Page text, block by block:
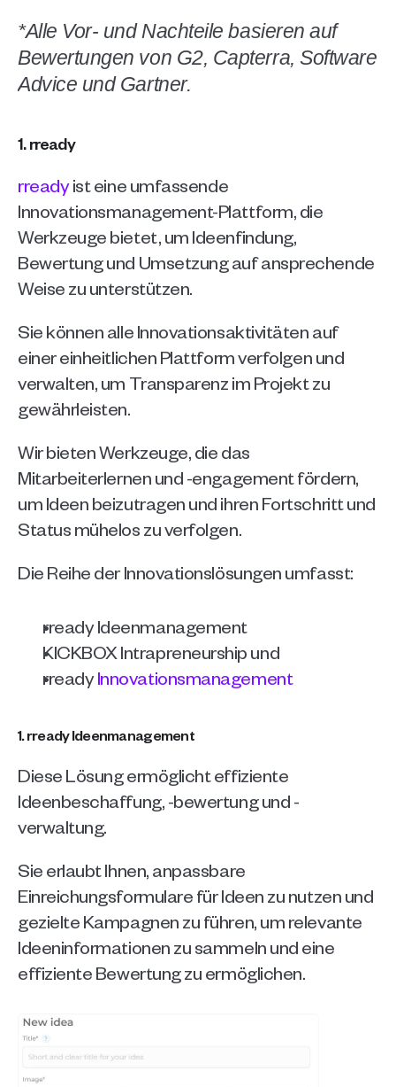
*Alle Vor- und Nachteile basieren auf
Bewertungen von G2, Capterra, Software
Advice und Gartner.
1. rready
rreadyist eine umfassende
Innovationsmanagement-Plattform, die
Werkzeuge bietet, um Ideenfindung,
Bewertung und Umsetzung auf ansprechende
Weise zu unterstützen.
Sie können alle Innovationsaktivitäten auf
einer einheitlichen Plattform verfolgen und
verwalten, um Transparenz im Projekt zu
gewährleisten.
Wir bieten Werkzeuge, die das
Mitarbeiterlernen und -engagement fördern,
um Ideen beizutragen und ihren Fortschritt und
Status mühelos zu verfolgen.
Die Reihe der Innovationslösungen umfasst:
rready Ideenmanagement
KICKBOX Intrapreneurship und
rready Innovationsmanagement
1. rready Ideenmanagement
Diese Lösung ermöglicht effiziente
Ideenbeschaffung, -bewertung und -
verwaltung.
Sie erlaubt Ihnen, anpassbare
Einreichungsformulare für Ideen zu nutzen und
gezielte Kampagnen zu führen, um relevante
Ideeninformationen zu sammeln und eine
effiziente Bewertung zu ermöglichen.